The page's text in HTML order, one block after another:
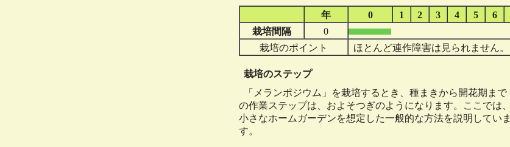
年 0 1 2 3 4 5 6
栽培間隔
0
栽培のポイント
ほとんど連作障害は見られません。
栽培のステップ
「メランポジウム」を栽培するとき、種まきから開花期まで
の作業ステップは、およそつぎのようになります。ここでは、
小さなホームガーデンを想定した一般的な方法を説明していま
す。